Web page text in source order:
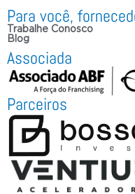
Para você,
Trabalhe Conosco
Blog
Associada
Parceiros